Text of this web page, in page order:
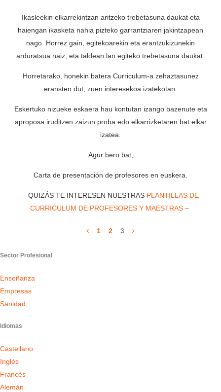
Ikasleekin elkarrekintzan aritzeko trebetasuna daukat eta
haiengan ikasketa nahia pizteko garrantziaren jakintzapean
nago. Horrez gain, egitekoarekin eta erantzukizunekin
arduratsua naiz; eta taldean lan egiteko trebetasuna daukat.
Horretarako, honekin batera Curriculum-a zehaztasunez
eransten dut, zuen interesekoa izatekotan.
Eskertuko nizueke eskaera hau kontutan izango bazenute eta
aproposa iruditzen zaizun proba edo elkarrizketaren bat elkar
izatea.
Agur bero bat,
Carta de presentación de profesores en euskera.
– QUIZÁS TE INTERESEN NUESTRAS PLANTILLAS DE
CURRICULUM DE PROFESORES Y MAESTRAS –
1 2 3
Sector Profesional
Enseñanza
Empresas
Sanidad
Idiomas
Castellano
Inglés
Francés
Alemán